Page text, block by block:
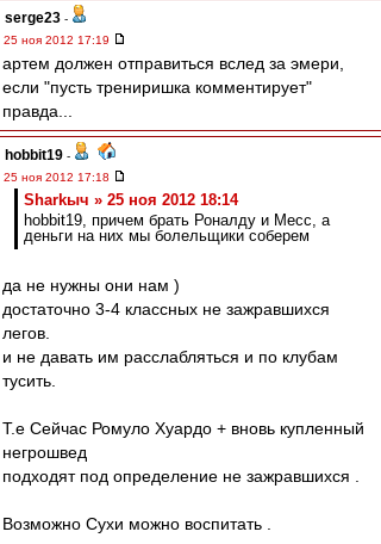
serge23 -
25 ноя 2012 17:19
артем должен отправиться вслед за эмери,
если "пусть трениришка комментирует"
правда...
hobbit19 -
25 ноя 2012 17:18
Sharkыч » 25 ноя 2012 18:14
hobbit19, причем брать Роналду и Месс, а
деньги на них мы болельщики соберем
да не нужны они нам )
достаточно 3-4 классных не зажравшихся
легов.
и не давать им расслабляться и по клубам
тусить.
Т.е Сейчас Ромуло Хуардо + вновь купленный
негрошвед
подходят под определение не зажравшихся .
Возможно Сухи можно воспитать .